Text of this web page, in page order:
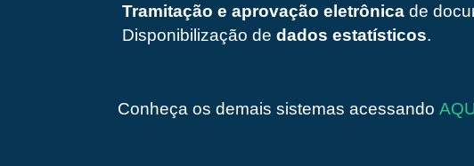
Tramitação e aprovação eletrônica de
Disponibilização de dados estatísticos.
Conheça os demais sistemas acessando